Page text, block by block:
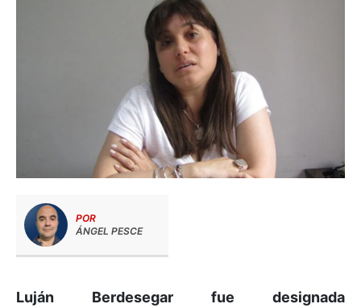
POR
ÁNGEL PESCE
Luján Berdesegar fue designada